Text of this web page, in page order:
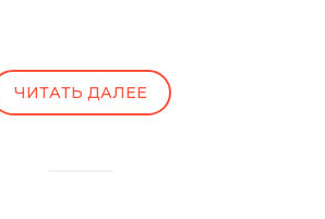
ЧИТАТЬ ДАЛЕЕ